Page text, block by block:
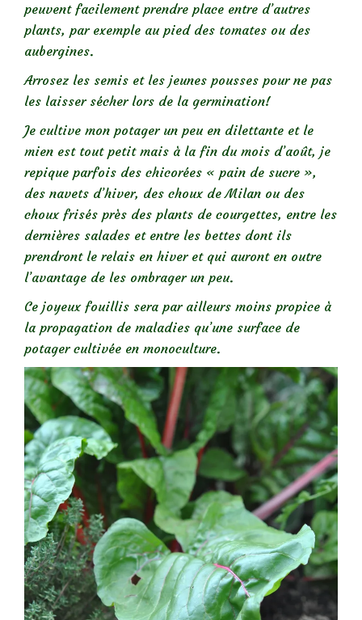
peuvent facilement prendre place entre d’autres
plants, par exemple au pied des tomates ou des
aubergines.
Arrosez les semis et les jeunes pousses pour ne pas
les laisser sécher lors de la germination!
Je cultive mon potager un peu en dilettante et le
mien est tout petit mais à la fin du mois d’août, je
repique parfois des chicorées « pain de sucre »,
des navets d’hiver, des choux de Milan ou des
choux frisés près des plants de courgettes, entre les
dernières salades et entre les bettes dont ils
prendront le relais en hiver et qui auront en outre
l’avantage de les ombrager un peu.
Ce joyeux fouillis sera par ailleurs moins propice à
la propagation de maladies qu’une surface de
potager cultivée en monoculture.